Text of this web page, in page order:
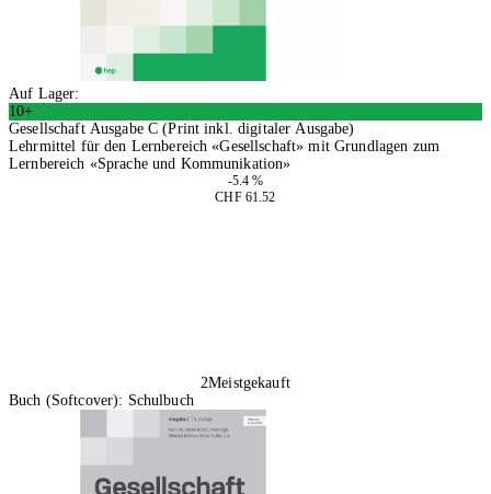
Auf Lager:
10+
Gesellschaft Ausgabe C (Print inkl. digitaler Ausgabe)
Lehrmittel für den Lernbereich «Gesellschaft» mit Grundlagen zum
Lernbereich «Sprache und Kommunikation»
-5.4 %
CHF 61.52
2Meistgekauft
Buch (Softcover): Schulbuch